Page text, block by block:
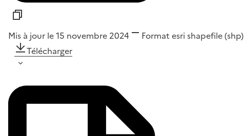
Mis à jour le 15 novembre 2024 Format esri shapefile (shp)
Télécharger